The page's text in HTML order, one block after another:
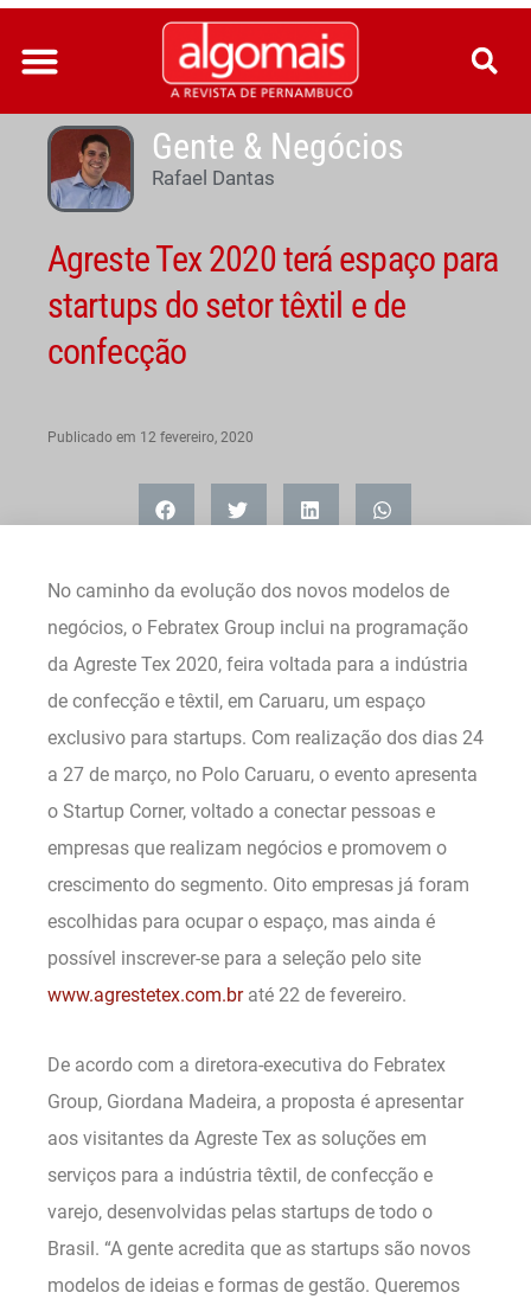
Ir
para
conteúdo
Gente & Negócios
Rafael Dantas
Agreste Tex 2020 terá espaço para
startups do setor têxtil e de
confecção
Publicado em 12 fevereiro, 2020
No caminho da evolução dos novos modelos de
negócios, o Febratex Group inclui na programação
da Agreste Tex 2020, feira voltada para a indústria
de confecção e têxtil, em Caruaru, um espaço
exclusivo para startups. Com realização dos dias 24
a 27 de março, no Polo Caruaru, o evento apresenta
o Startup Corner, voltado a conectar pessoas e
empresas que realizam negócios e promovem o
crescimento do segmento. Oito empresas já foram
escolhidas para ocupar o espaço, mas ainda é
possível inscrever-se para a seleção pelo site
www.agrestetex.com.braté 22 de fevereiro.
De acordo com a diretora-executiva do Febratex
Group, Giordana Madeira, a proposta é apresentar
aos visitantes da Agreste Tex as soluções em
serviços para a indústria têxtil, de confecção e
varejo, desenvolvidas pelas startups de todo o
Brasil. “A gente acredita que as startups são novos
modelos de ideias e formas de gestão. Queremos